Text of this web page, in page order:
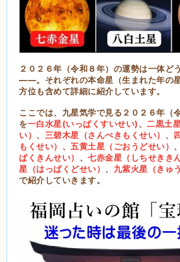
２０２６年（令和８年）の運勢は一体ど
――。それぞれの本命星（生まれた年の
方位も含めて詳細に紹介しています。
ここでは、九星気学で見る２０２６年（
を一白水星(いっぱくすいせい)、二黒土
い） 、 三碧木星（さんぺきもくせい） 、
もくせい） 、五黄土星（ごおうどせい） 、
ぱくきんせい） 、七赤金星（しちせきき
星（はっぱくどせい） 、 九紫火星（きゅ
で紹介していきます。